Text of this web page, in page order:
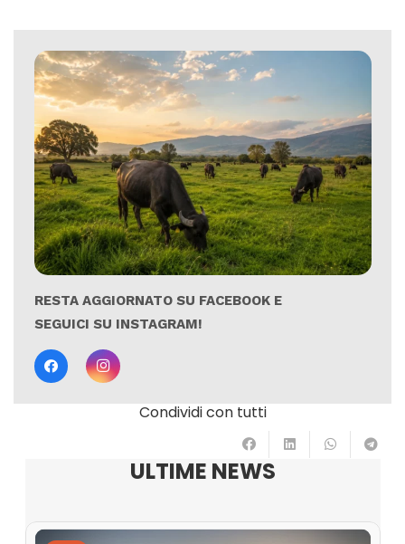
RESTA AGGIORNATO SU FACEBOOK E
SEGUICI SU INSTAGRAM!
Condividi con tutti
ULTIME NEWS